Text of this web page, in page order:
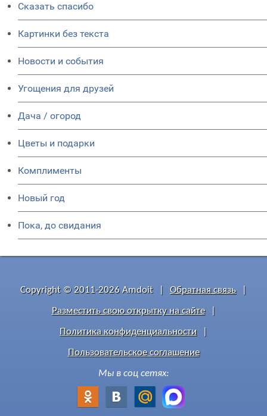
Сказать спасибо
Картинки без текста
Новости и события
Угощения для друзей
Дача / огород
Цветы и подарки
Комплименты
Новый год
Пока, до свидания
Copyright © 2011-2026 Amdoit Обратная связь
Разместить свою открытку на сайте
Политика конфиденциальности
Пользовательское соглашение
Мы в соц сетях: